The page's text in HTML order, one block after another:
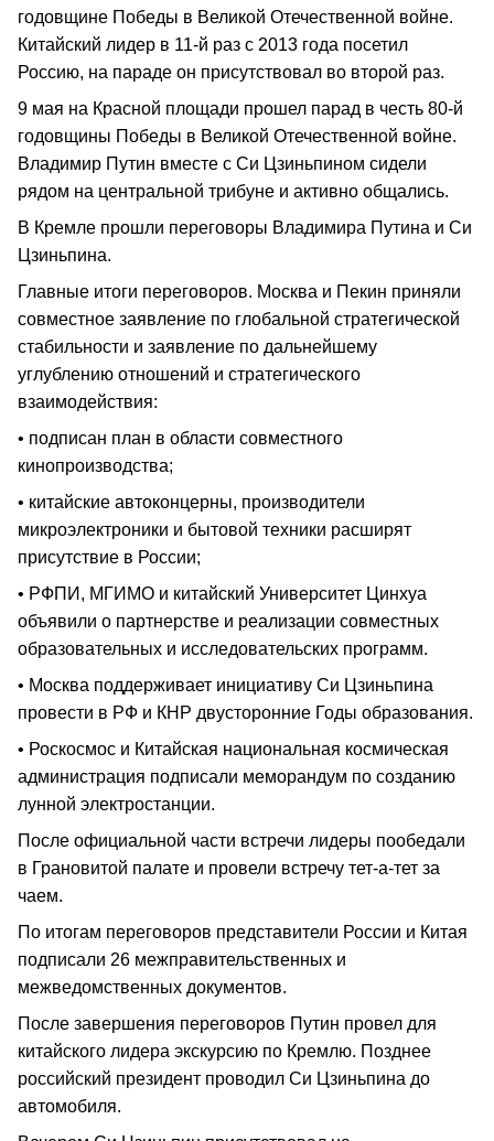
годовщине Победы в Великой Отечественной войне.
Китайский лидер в 11-й раз с 2013 года посетил
Россию, на параде он присутствовал во второй раз.
9 мая на Красной площади прошел парад в честь 80-й
годовщины Победы в Великой Отечественной войне.
Владимир Путин вместе с Си Цзиньпином сидели
рядом на центральной трибуне и активно общались.
В Кремле прошли переговоры Владимира Путина и Си
Цзиньпина.
Главные итоги переговоров. Москва и Пекин приняли
совместное заявление по глобальной стратегической
стабильности и заявление по дальнейшему
углублению отношений и стратегического
взаимодействия:
• подписан план в области совместного
кинопроизводства;
• китайские автоконцерны, производители
микроэлектроники и бытовой техники расширят
присутствие в России;
• РФПИ, МГИМО и китайский Университет Цинхуа
объявили о партнерстве и реализации совместных
образовательных и исследовательских программ.
• Москва поддерживает инициативу Си Цзиньпина
провести в РФ и КНР двусторонние Годы образования.
• Роскосмос и Китайская национальная космическая
администрация подписали меморандум по созданию
лунной электростанции.
После официальной части встречи лидеры пообедали
в Грановитой палате и провели встречу тет-а-тет за
чаем.
По итогам переговоров представители России и Китая
подписали 26 межправительственных и
межведомственных документов.
После завершения переговоров Путин провел для
китайского лидера экскурсию по Кремлю. Позднее
российский президент проводил Си Цзиньпина до
автомобиля.